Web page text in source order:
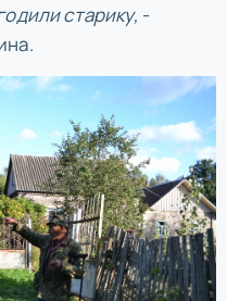
старику, -